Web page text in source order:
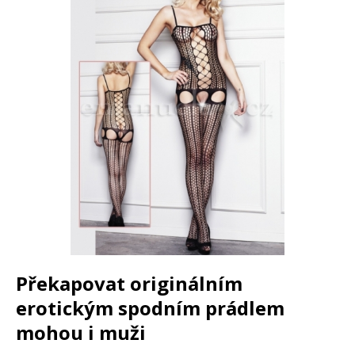
Překapovat originálním
erotickým spodním prádlem
mohou i muži